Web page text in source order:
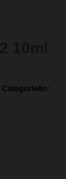
Categorieën: